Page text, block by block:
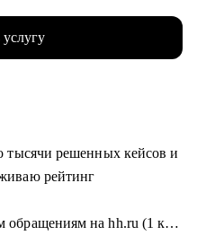
тысячи решенных кейсов и
рейтинг
обращениям на hh.ru (1 кв.